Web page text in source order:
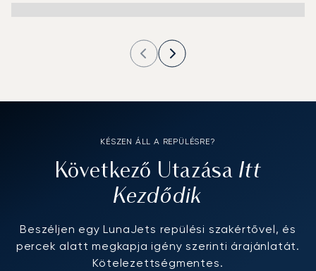
KÉSZEN ÁLL A REPÜLÉSRE?
Következő Utazása Itt
Kezdődik
Beszéljen egy LunaJets repülési szakértővel, és
percek alatt megkapja igény szerinti árajánlatát.
Kötelezettségmentes.